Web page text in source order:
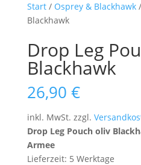
Start/ Osprey & Blackhawk/
Blackhawk
Drop Leg
Blackhawk
26,90 €
inkl. MwSt. zzgl.
Drop Leg Pouch oliv
Armee
Lieferzeit: 5 Werktage